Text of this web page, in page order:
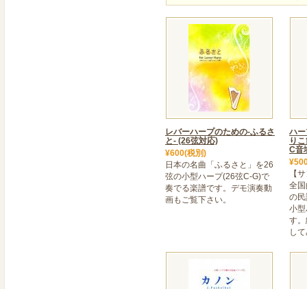
2021年06月20日
＜ Blevins Harp34弦 入
30年の歴史をもつ米国コ
【Blevins Harp】から美
youtubeでぜひ音色をお楽
試弾ご希望の方はお問合
2022年06月01日
＜ 憧れの36弦ハープが25
音域が5オクターブ取れる
エスニック調の彫刻が施
25万円を切ったウォール
新発売となりました(店舗
＜ 【Dusty Strings】アレ
グロ26」が入荷しました
レバーハープのための-ふるさ
と- (26弦対応)
¥600(税別)
日本の名曲「ふるさと」を26
弦の小型ハープ(26弦C-G)で
奏でる楽譜です。デモ演奏動
画もご覧下さい。
ハ
り
C音
【
全
の
小
す
し